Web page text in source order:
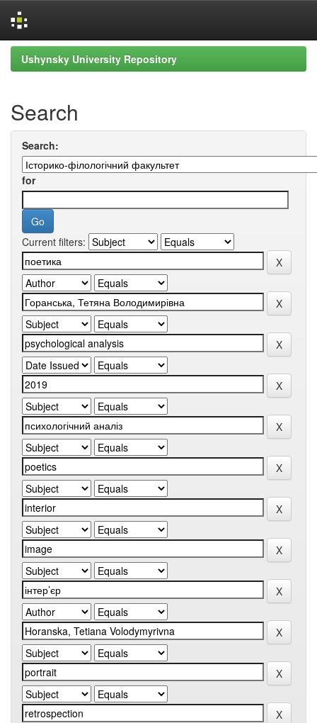
Skip
navigation
Ushynsky University Repository
Search
Search:
for
Current filters: